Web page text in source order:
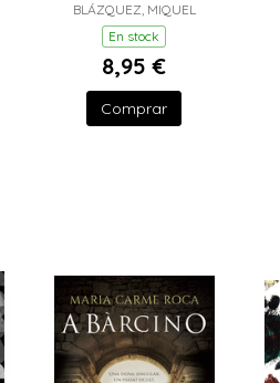
LIMITADA)
BLÁZQUEZ, MIQUEL
En stock
8,95 €
Comprar